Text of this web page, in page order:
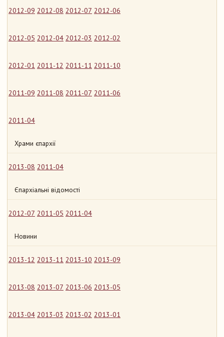
2012-09 2012-08 2012-07 2012-06
2012-05 2012-04 2012-03 2012-02
2012-01 2011-12 2011-11 2011-10
2011-09 2011-08 2011-07 2011-06
2011-04
Храми єпархії
2013-08 2011-04
Єпархіальні відомості
2012-07 2011-05 2011-04
Новини
2013-12 2013-11 2013-10 2013-09
2013-08 2013-07 2013-06 2013-05
2013-04 2013-03 2013-02 2013-01